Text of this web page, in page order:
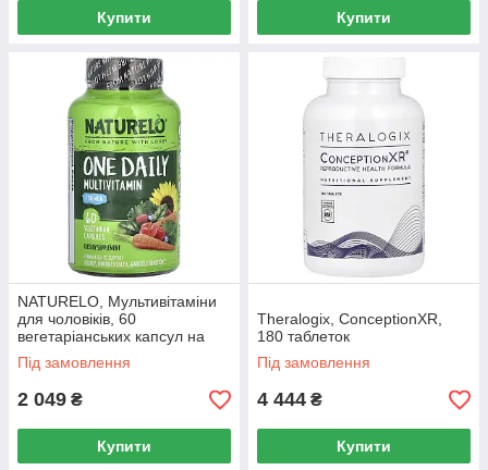
Купити Купити
NATURELO, Мультивітаміни
для чоловіків, 60
вегетаріанських капсул на
день
Під замовлення
2 049 ₴
Купити
Theralogix, ConceptionXR,
180 таблеток
Під замовлення
4 444 ₴
Купити